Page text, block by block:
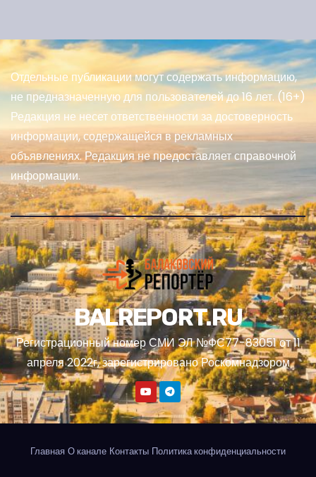
Отдельные публикации могут содержать информацию,
не предназначенную для пользователей до 16 лет. (16+)
Редакция не несет ответственности за достоверность
информации, содержащейся в рекламных
объявлениях. Редакция не предоставляет справочной
информации.
BALREPORT.RU
Регистрационный номер СМИ ЭЛ №ФС77-83051 от 11
апреля 2022г, зарегистрировано Роскомнадзором
Главная О канале Контакты Политика конфиденциальности